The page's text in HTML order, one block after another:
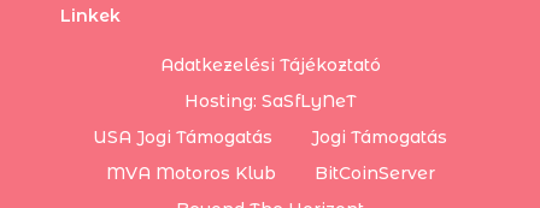
Linkek
Adatkezelési Tájékoztató
Hosting: SaSfLyNeT
USA Jogi Támogatás
Jogi Támogatás
MVA Motoros Klub
BitCoinServer